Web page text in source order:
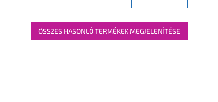
ÖSSZES HASONLÓ TERMÉKEK MEGJELENÍTÉSE